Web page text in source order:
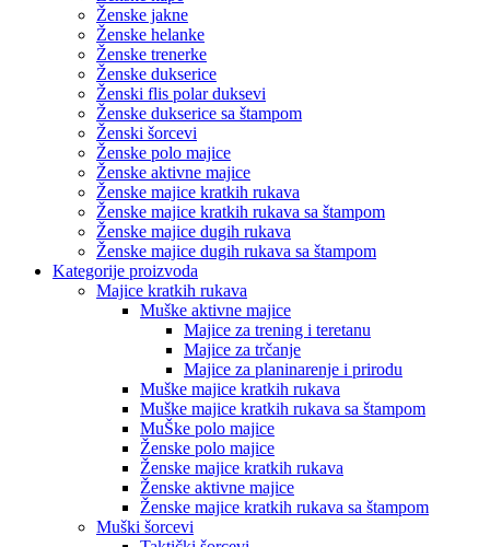
Ženske jakne
Ženske helanke
Ženske trenerke
Ženske dukserice
Ženski flis polar duksevi
Ženske dukserice sa štampom
Ženski šorcevi
Ženske polo majice
Ženske aktivne majice
Ženske majice kratkih rukava
Ženske majice kratkih rukava sa štampom
Ženske majice dugih rukava
Ženske majice dugih rukava sa štampom
Kategorije proizvoda
Majice kratkih rukava
Muške aktivne majice
Majice za trening i teretanu
Majice za trčanje
Majice za planinarenje i prirodu
Muške majice kratkih rukava
Muške majice kratkih rukava sa štampom
MuŠke polo majice
Ženske polo majice
Ženske majice kratkih rukava
Ženske aktivne majice
Ženske majice kratkih rukava sa štampom
Muški šorcevi